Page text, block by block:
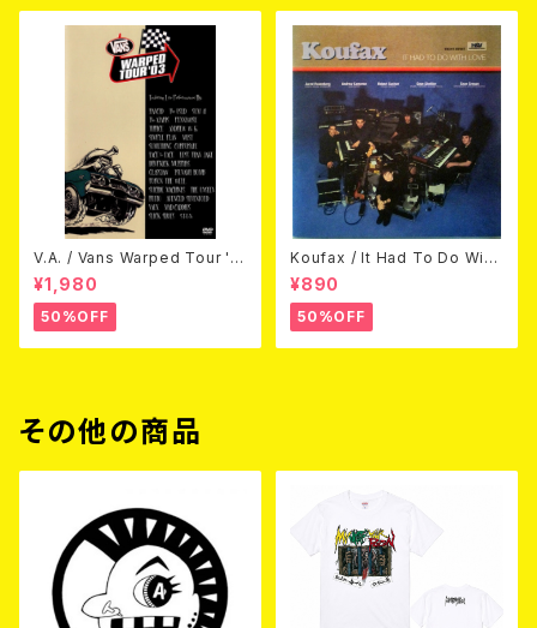
V.A. / Vans Warped Tour '0
3 (DVD)
¥1,980
50%OFF
Koufax / It Had To Do With
Love (CD)
¥890
50%OFF
その他の商品